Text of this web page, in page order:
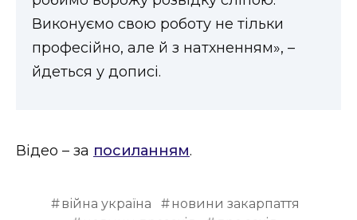
Виконуємо свою роботу не тільки
професійно, але й з натхненням», –
йдеться у дописі.
Відео – за посиланням.
війна україна
новини закарпаття